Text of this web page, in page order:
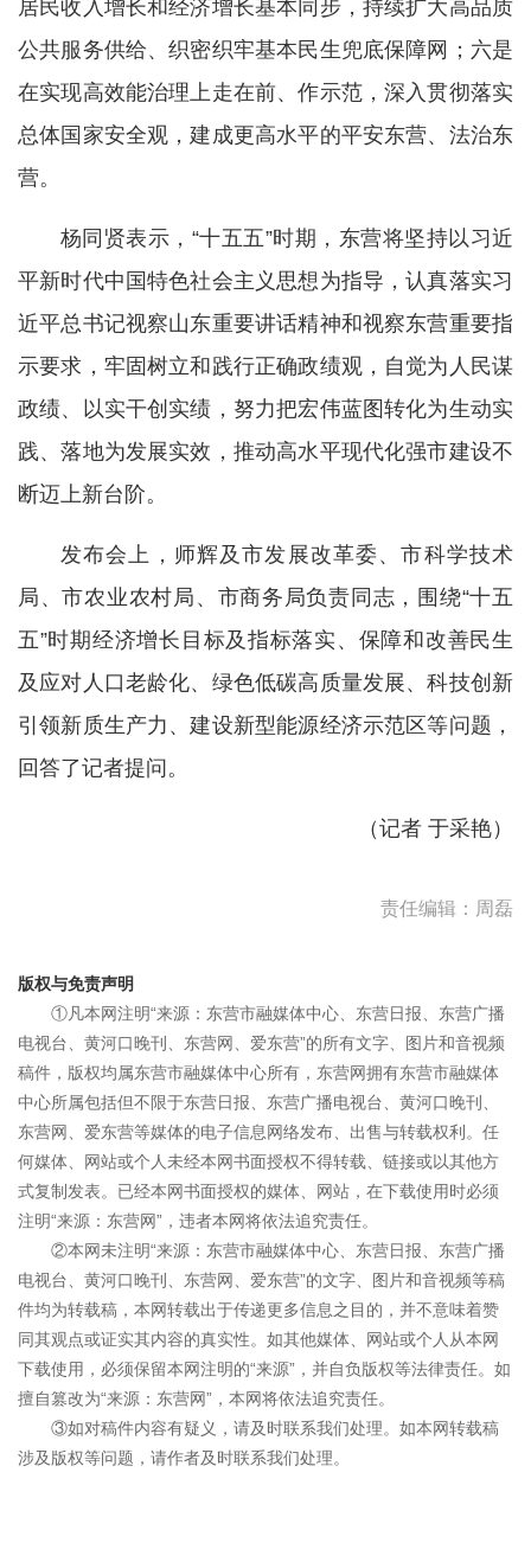
居民收入增长和经济增长基本同步，持续扩大高品质
公共服务供给、织密织牢基本民生兜底保障网；六是
在实现高效能治理上走在前、作示范，深入贯彻落实
总体国家安全观，建成更高水平的平安东营、法治东
营。
杨同贤表示，“十五五”时期，东营将坚持以习近
平新时代中国特色社会主义思想为指导，认真落实习
近平总书记视察山东重要讲话精神和视察东营重要指
示要求，牢固树立和践行正确政绩观，自觉为人民谋
政绩、以实干创实绩，努力把宏伟蓝图转化为生动实
践、落地为发展实效，推动高水平现代化强市建设不
断迈上新台阶。
发布会上，师辉及市发展改革委、市科学技术
局、市农业农村局、市商务局负责同志，围绕“十五
五”时期经济增长目标及指标落实、保障和改善民生
及应对人口老龄化、绿色低碳高质量发展、科技创新
引领新质生产力、建设新型能源经济示范区等问题，
回答了记者提问。
（记者 于采艳）
责任编辑：周磊
版权与免责声明
①凡本网注明“来源：东营市融媒体中心、东营日报、东营广播
电视台、黄河口晚刊、东营网、爱东营”的所有文字、图片和音视频
稿件，版权均属东营市融媒体中心所有，东营网拥有东营市融媒体
中心所属包括但不限于东营日报、东营广播电视台、黄河口晚刊、
东营网、爱东营等媒体的电子信息网络发布、出售与转载权利。任
何媒体、网站或个人未经本网书面授权不得转载、链接或以其他方
式复制发表。已经本网书面授权的媒体、网站，在下载使用时必须
注明“来源：东营网”，违者本网将依法追究责任。
②本网未注明“来源：东营市融媒体中心、东营日报、东营广播
电视台、黄河口晚刊、东营网、爱东营”的文字、图片和音视频等稿
件均为转载稿，本网转载出于传递更多信息之目的，并不意味着赞
同其观点或证实其内容的真实性。如其他媒体、网站或个人从本网
下载使用，必须保留本网注明的“来源”，并自负版权等法律责任。如
擅自篡改为“来源：东营网”，本网将依法追究责任。
③如对稿件内容有疑义，请及时联系我们处理。如本网转载稿
涉及版权等问题，请作者及时联系我们处理。